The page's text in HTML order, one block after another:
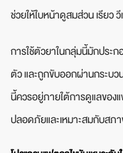
ช่วยให้ใบหน้าดูสมส่วน เรียว วี
การใช้ตัวยาในกลุ่มนี้มักประก
ตัว และถูกขับออกผ่านกระบว
นี้ควรอยู่ภายใต้การดูแลของ
ปลอดภัยและเหมาะสมกับสภา